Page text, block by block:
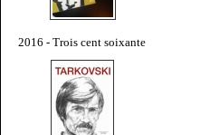
2016 - Trois cent soixante